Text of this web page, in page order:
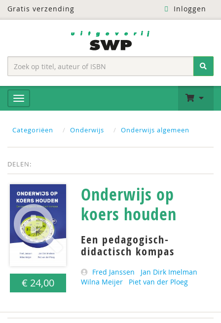
Gratis verzending Inloggen
Categoriëen Onderwijs Onderwijs algemeen
DELEN:
€ 24,00
Onderwijs op
koers houden
Een pedagogisch-
didactisch kompas
Fred Janssen
Jan Dirk Imelman
Wilna Meijer
Piet van der Ploeg